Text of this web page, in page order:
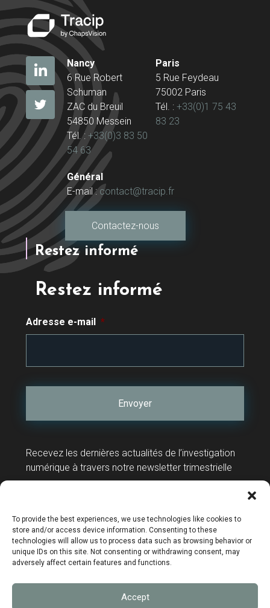
To provide the best experiences, we use technologies like cookies to
store and/or access device information. Consenting to these
technologies will allow us to process data such as browsing behavior or
unique IDs on this site. Not consenting or withdrawing consent, may
adversely affect certain features and functions.
Accept
Nancy
6 Rue Robert
Schuman
ZAC du Breuil
54850 Messein
Tél. : +33(0)3 83 50
54 63
Paris
5 Rue Feydeau
75002 Paris
Tél. : +33(0)1 75 43
83 23
Général
E-mail :contact@tracip.fr
Contactez-nous
Restez informé
Restez informé
Adresse e-mail *
Recevez les dernières actualités de l’investigation
numérique à travers notre newsletter trimestrielle
Mentions légales